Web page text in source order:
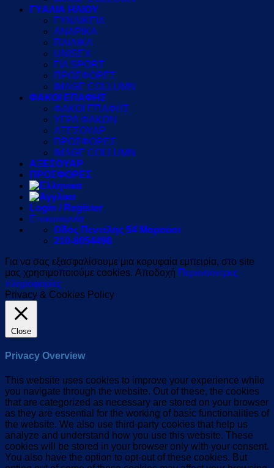
ΓΥΑΛΙΑ ΗΛΙΟΥ
ΓΥΝΑΙΚΕΙΑ
ΑΝΔΡΙΚΑ
ΠΑΙΔΙΚΑ
UNISEX
ΓΙΑ SPORT
ΠΡΟΣΦΟΡΕΣ
IMAGE COLLUMN
ΦΑΚΟΙ ΕΠΑΦΗΣ
ΦΑΚΟΙ ΕΠΑΦΗΣ
ΥΓΡΑ ΦΑΚΩΝ
ΑΞΕΣΟΥΑΡ
ΠΡΟΣΦΟΡΕΣ
IMAGE COLLUMN
ΑΞΕΣΟΥΑΡ
ΠΡΟΣΦΟΡΕΣ
Login / Register
Επικοινωνία
Οδός Πεντέλης 54 Μαρούσι
210-8054496
Για να σας εξασφαλίσουμε μια κορυφαία εμπειρία, στο site
μας χρησιμοποιούμε cookies. Αποδοχή Περισσότερες
πληροφορίες
Privacy & Cookies Policy
Close
Privacy Overview
This website uses cookies to improve your experience while
you navigate through the website. Out of these, the cookies
that are categorized as necessary are stored on your browser
as they are essential for the working of basic functionalities of
the website. We also use third-party cookies that help us
analyze and understand how you use this website. These
cookies will be stored in your browser only with your consent.
You also have the option to opt-out of these cookies. But